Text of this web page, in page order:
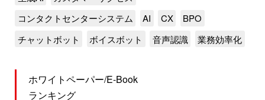
コンタクトセンターシステム
AI CX
BPO
チャットボット
ボイスボット 音声認識 業務効率化
ホワイトペーパー/E-Book
ランキング